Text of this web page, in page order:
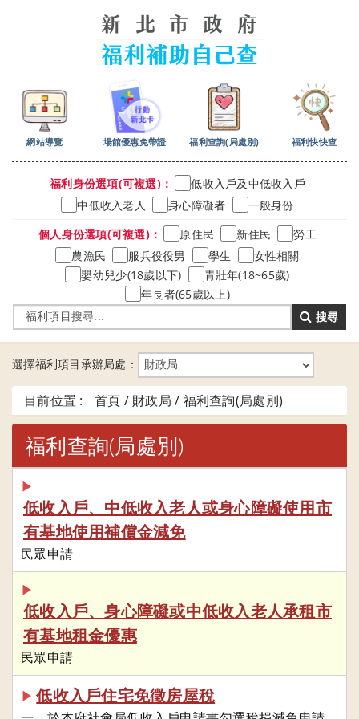
網站導覽 場館優惠免帶證 福利查詢(局處別) 福利快快查
福利身份選項(可複選)：
低收入戶及中低收入戶
中低收入老人
身心障礙者
一般身份
個人身份選項(可複選)：
原住民 新住民
勞工
農漁民
服兵役役男 學生
女性相關
嬰幼兒少(18歲以下)
青壯年(18~65歲)
年長者(65歲以上)
搜尋
選擇福利項目承辦局處：
目前位置 : 首頁 / 財政局 / 福利查詢(局處別)
福利查詢(局處別)
▶
低收入戶、中低收入老人或身心障礙使用市
有基地使用補償金減免
民眾申請
▶
低收入戶、身心障礙或中低收入老人承租市
有基地租金優惠
民眾申請
▶ 低收入戶住宅免徵房屋稅